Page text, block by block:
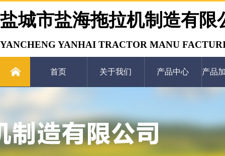
盐城市盐海拖拉机制造有限
YANCHENG YANHAI TRACTOR MANU
首页 关于我们 产品中心 产品